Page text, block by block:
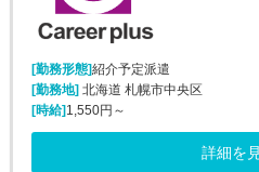
[勤務形態]紹介予定派遣
[勤務地]北海道 札幌市中央区
[時給]1,550円～
詳細を